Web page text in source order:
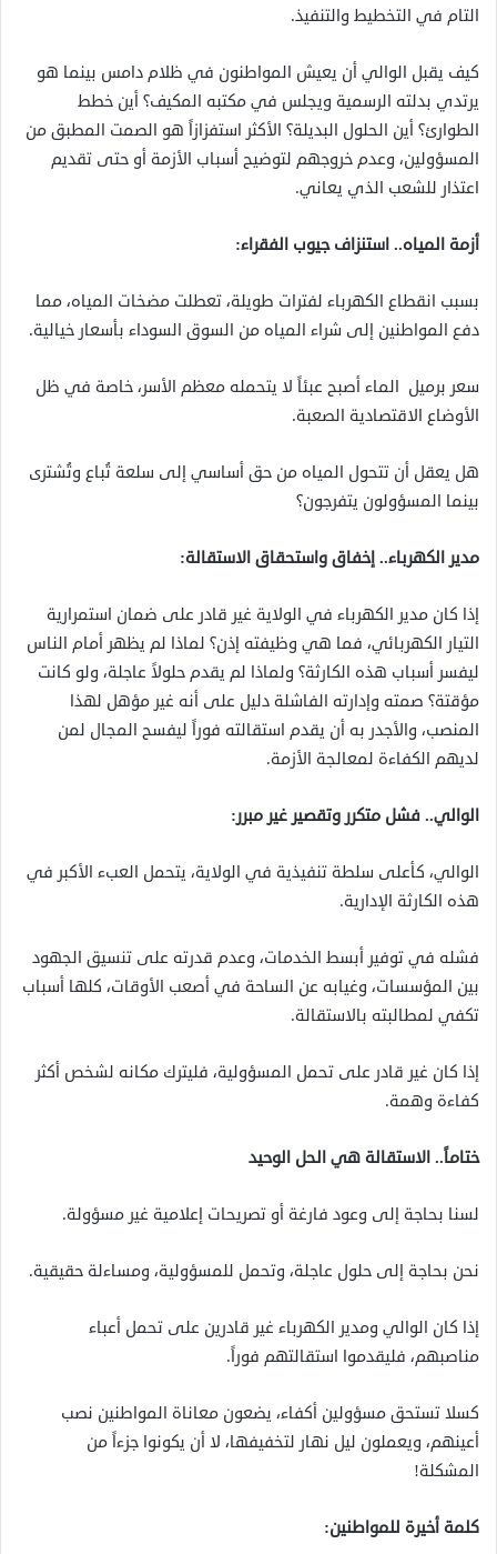
التام في التخطيط والتنفيذ.
كيف يقبل الوالي أن يعيش المواطنون في ظلام دامس بينما هو
يرتدي بدلته الرسمية ويجلس في مكتبه المكيف؟ أين خطط
الطوارئ؟ أين الحلول البديلة؟ الأكثر استفزازاً هو الصمت المطبق من
المسؤولين، وعدم خروجهم لتوضيح أسباب الأزمة أو حتى تقديم
اعتذار للشعب الذي يعاني.
أزمة المياه.. استنزاف جيوب الفقراء:
بسبب انقطاع الكهرباء لفترات طويلة، تعطلت مضخات المياه، مما
دفع المواطنين إلى شراء المياه من السوق السوداء بأسعار خيالية.
سعر برميل الماء أصبح عبئاً لا يتحمله معظم الأسر، خاصة في ظل
الأوضاع الاقتصادية الصعبة.
هل يعقل أن تتحول المياه من حق أساسي إلى سلعة تُباع وتُشترى
بينما المسؤولون يتفرجون؟
مدير الكهرباء.. إخفاق واستحقاق الاستقالة:
إذا كان مدير الكهرباء في الولاية غير قادر على ضمان استمرارية
التيار الكهربائي، فما هي وظيفته إذن؟ لماذا لم يظهر أمام الناس
ليفسر أسباب هذه الكارثة؟ ولماذا لم يقدم حلولاً عاجلة، ولو كانت
مؤقتة؟ صمته وإدارته الفاشلة دليل على أنه غير مؤهل لهذا
المنصب، والأجدر به أن يقدم استقالته فوراً ليفسح المجال لمن
لديهم الكفاءة لمعالجة الأزمة.
الوالي.. فشل متكرر وتقصير غير مبرر:
الوالي، كأعلى سلطة تنفيذية في الولاية، يتحمل العبء الأكبر في
هذه الكارثة الإدارية.
فشله في توفير أبسط الخدمات، وعدم قدرته على تنسيق الجهود
بين المؤسسات، وغيابه عن الساحة في أصعب الأوقات، كلها أسباب
تكفي لمطالبته بالاستقالة.
إذا كان غير قادر على تحمل المسؤولية، فليترك مكانه لشخص أكثر
كفاءة وهمة.
ختاماً.. الاستقالة هي الحل الوحيد
لسنا بحاجة إلى وعود فارغة أو تصريحات إعلامية غير مسؤولة.
نحن بحاجة إلى حلول عاجلة، وتحمل للمسؤولية، ومساءلة حقيقية.
إذا كان الوالي ومدير الكهرباء غير قادرين على تحمل أعباء
مناصبهم، فليقدموا استقالتهم فوراً.
كسلا تستحق مسؤولين أكفاء، يضعون معاناة المواطنين نصب
أعينهم، ويعملون ليل نهار لتخفيفها، لا أن يكونوا جزءاً من
المشكلة!
كلمة أخيرة للمواطنين: